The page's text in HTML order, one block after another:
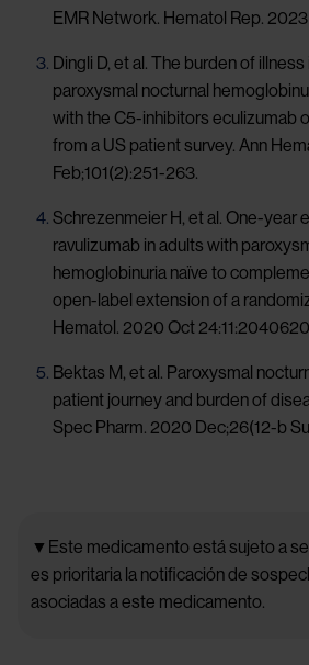
EMR Network. Hematol Rep.
Dingli D, et al. The burden of
paroxysmal nocturnal
with the C5-inhibitors eculizumab
from a US patient survey. Ann
Feb;101(2):251-263.
Schrezenmeier H, et al. One-year
ravulizumab in adults with
hemoglobinuria naïve to
open-label extension of a
Hematol. 2020 Oct
Bektas M, et al. Paroxysmal
patient journey and burden of
Spec Pharm. 2020 Dec;26(12-b
▼Este medicamento está sujeto a
es prioritaria la notificación de
asociadas a este medicamento.